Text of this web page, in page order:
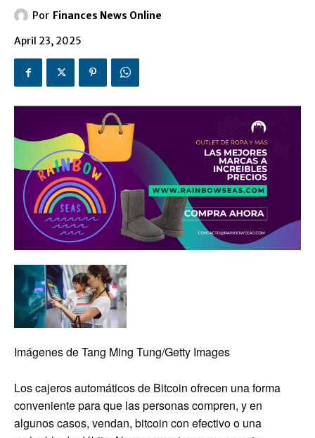
Por Finances News Online
April 23, 2025
Imágenes de Tang Ming Tung/Getty Images
Los cajeros automáticos de Bitcoin ofrecen una forma
conveniente para que las personas compren, y en
algunos casos, vendan, bitcoin con efectivo o una